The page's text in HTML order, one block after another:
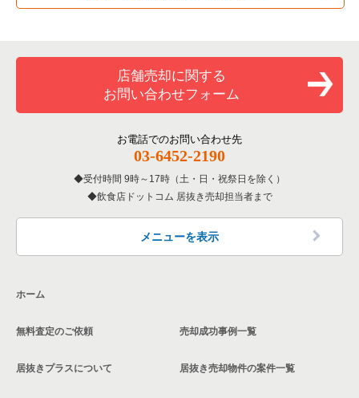
洋食の居抜き売却物件の案件一覧
その他の居抜き売却物件の案件一覧
北区の飲食店の居抜き売却物件の案件一覧
江戸川区の飲食店の居抜き売却物件の案件一覧
墨田区の飲食店の居抜き売却物件の案件一覧
品川区の飲食店の居抜き売却物件の案件一覧
中野区の飲食店の居抜き売却物件の案件一覧
東京23区のバーの居抜き売却物件の案件一覧
東京23区の居酒屋・ダイニングバーの居抜き売却物件の案件一
東京23区の専門料理の居抜き売却物件の案件一覧
東京23区の和食の居抜き売却物件の案件一覧
東京23区の洋食の居抜き売却物件の案件一覧
店舗売却に関する
お問い合わせフォーム
お電話でのお問い合わせ先
03-6452-2190
受付時間 9時～17時（土・日・祝祭日を除く）
飲食店ドットコム 居抜き売却担当者まで
メニューを表示
ホーム
無料査定のご依頼
居抜きプラスについて
売却成功事例一覧
居抜き売却物件の案件一覧